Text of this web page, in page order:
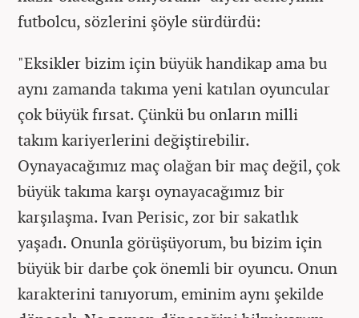
futbolcu, sözlerini şöyle sürdürdü:
"Eksikler bizim için büyük handikap ama bu
aynı zamanda takıma yeni katılan oyuncular
çok büyük fırsat. Çünkü bu onların milli
takım kariyerlerini değiştirebilir.
Oynayacağımız maç olağan bir maç değil, çok
büyük takıma karşı oynayacağımız bir
karşılaşma. Ivan Perisic, zor bir sakatlık
yaşadı. Onunla görüşüyorum, bu bizim için
büyük bir darbe çok önemli bir oyuncu. Onun
karakterini tanıyorum, eminim aynı şekilde